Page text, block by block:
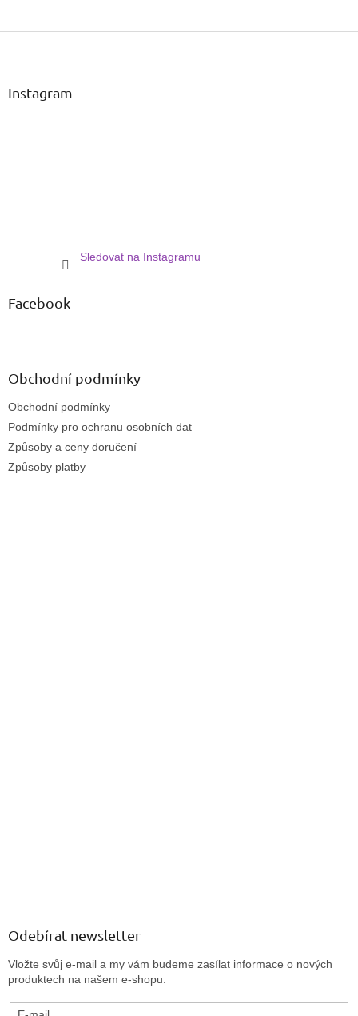
Z
Instagram
Sledovat na Instagramu
Facebook
Obchodní podmínky
Obchodní podmínky
Podmínky pro ochranu osobních dat
Způsoby a ceny doručení
Způsoby platby
Odebírat newsletter
Vložte svůj e-mail a my vám budeme zasílat informace o nových
produktech na našem e-shopu.